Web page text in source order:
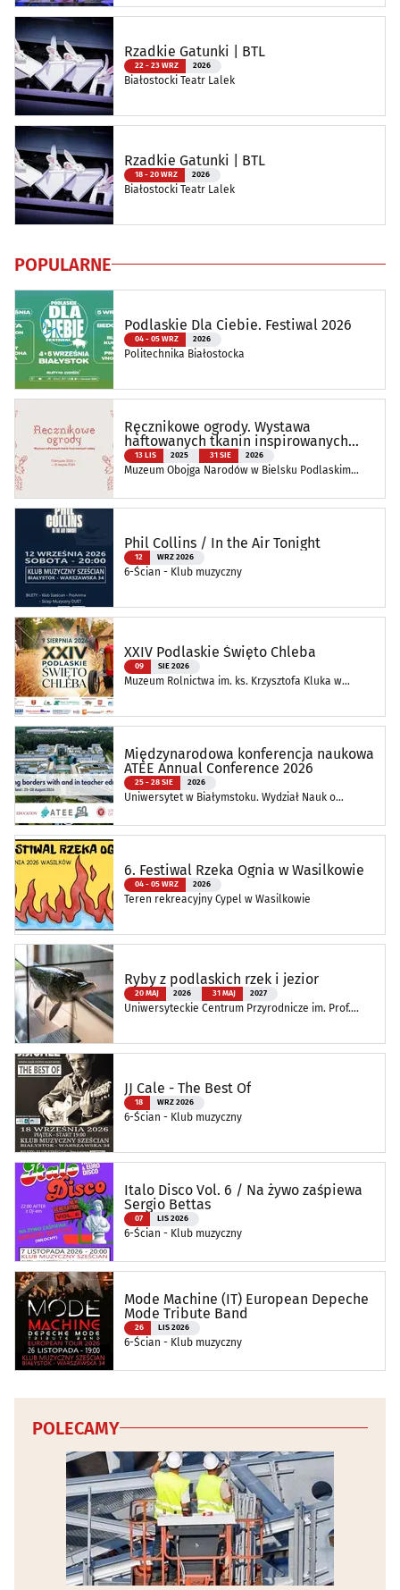
Rzadkie Gatunki | BTL
22 - 23 WRZ 2026
Białostocki Teatr Lalek
Rzadkie Gatunki | BTL
18 - 20 WRZ 2026
Białostocki Teatr Lalek
POPULARNE
Podlaskie Dla Ciebie. Festiwal 2026
04 - 05 WRZ 2026
Politechnika Białostocka
Ręcznikowe ogrody. Wystawa
haftowanych tkanin inspirowanych
naturą
13 LIS 2025 31 SIE 2026
Muzeum Obojga Narodów w Bielsku Podlaskim
Phil Collins / In the Air Tonight
12 WRZ 2026
6-Ścian - Klub muzyczny
XXIV Podlaskie Święto Chleba
09 SIE 2026
Muzeum Rolnictwa im. ks. Krzysztofa Kluka w
Międzynarodowa konferencja naukowa
ATEE Annual Conference 2026
25 - 28 SIE 2026
Uniwersytet w Białymstoku. Wydział Nauk o
6. Festiwal Rzeka Ognia w Wasilkowie
04 - 05 WRZ 2026
Teren rekreacyjny Cypel w Wasilkowie
Ryby z podlaskich rzek i jezior
20 MAJ 2026 31 MAJ 2027
Uniwersyteckie Centrum Przyrodnicze im. Prof.
JJ Cale - The Best Of
18 WRZ 2026
6-Ścian - Klub muzyczny
Italo Disco Vol. 6 / Na żywo zaśpiewa
Sergio Bettas
07 LIS 2026
6-Ścian - Klub muzyczny
Mode Machine (IT) European Depeche
Mode Tribute Band
26 LIS 2026
6-Ścian - Klub muzyczny
POLECAMY